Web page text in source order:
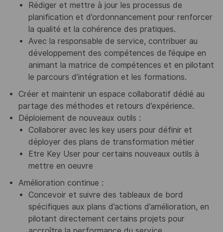
Rédiger et mettre à jour les processus de
planification et d’ordonnancement pour renforcer
la qualité et la cohérence des pratiques.
Avec la responsable de service, contribuer au
développement des compétences de l’équipe en
animant la matrice de compétences et en pilotant
le parcours d’intégration et les formations.
Créer et maintenir un espace collaboratif dédié au
partage des méthodes et retours d’expérience.
Déploiement de nouveaux outils :
Collaborer avec les key users pour définir et
déployer des plans de transformation métier
Etre Key User pour certains nouveaux outils à
mettre en oeuvre
Amélioration continue :
Concevoir et suivre des tableaux de bord
spécifiques aux plans d’actions d’amélioration, en
pilotant directement certains projets pour